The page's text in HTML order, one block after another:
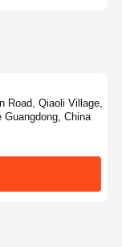
Road, Qiaoli Village,
Guangdong, China